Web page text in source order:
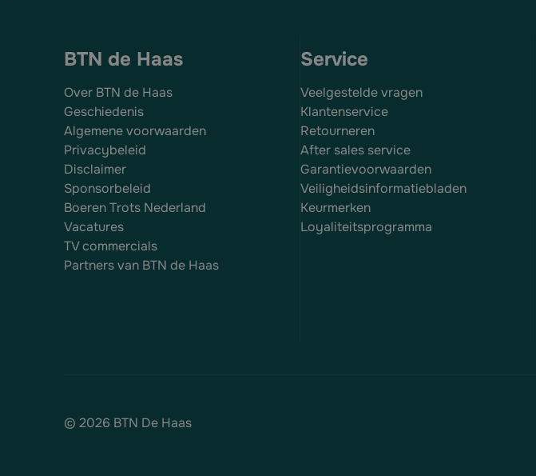
BTN de Haas
Over BTN de Haas
Geschiedenis
Algemene voorwaarden
Privacybeleid
Disclaimer
Sponsorbeleid
Boeren Trots Nederland
Vacatures
TV commercials
Partners van BTN de Haas
Service
Veelgestelde vragen
Klantenservice
Retourneren
After sales service
Garantievoorwaarden
Veiligheidsinformatiebladen
Keurmerken
Loyaliteitsprogramma
© 2026 BTN De Haas